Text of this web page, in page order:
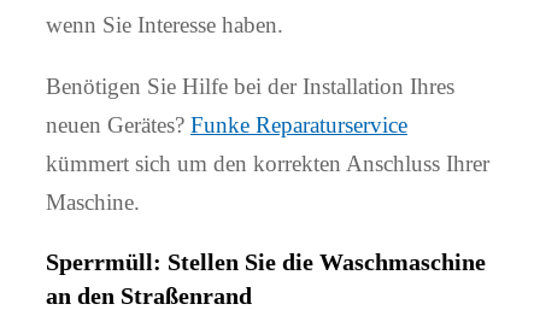
wenn Sie Interesse haben.
Benötigen Sie Hilfe bei der Installation Ihres
neuen Gerätes? Funke Reparaturservice
kümmert sich um den korrekten Anschluss Ihrer
Maschine.
Sperrmüll: Stellen Sie die Waschmaschine
an den Straßenrand